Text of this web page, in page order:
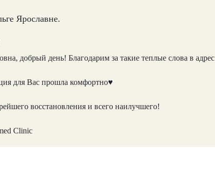
Ярославне.
добрый день! Благодарим за такие теплые слова в адрес
для Вас прошла комфортно♥
восстановления и всего наилучшего!
Clinic